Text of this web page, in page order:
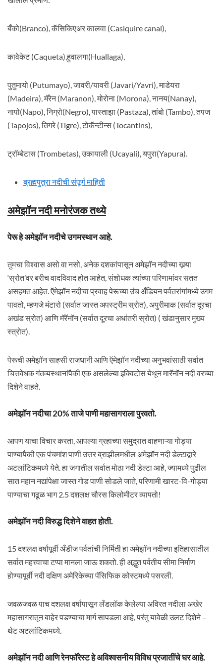
बँको(Branco), कॅसिकिएअर कालवा (Casiquire canal),
कावेकेट (Caqueta),हुवालगा(Huallaga),
पुतुमायो (Putumayo), जावरी/यावरी (Javari/Yavri), माडेयरा
(Madeira), मॅरेन (Maranon), मोरोना (Morona), नानय(Nanay),
नापो(Napo), निग्रो(Negro), पास्ताझा (Pastaza), तांबो (Tambo), तपज
(Tapojos), तिगरे (Tigre), टोकॅन्टीन्स (Tocantins),
ट्रॉम्बेटास (Trombetas), उकायाली (Ucayali), यपुरा(Yapura).
ब्रह्मपुत्रा नदीची संपूर्ण माहिती
अमेझॉन नदी मनोरंजक तथ्ये
पेरू हे अमेझॉन नदीचे उगमस्थान आहे.
तुमचा विश्वास असो वा नसो, अनेक दशकांपासून अमेझॉन नदीच्या खर्‍या
‘स्रोत’वर बरीच वादविवाद होत आहेत, संशोधक त्यांच्या परिणामांवर सतत
असहमत आहेत. ऍमेझॉन नदीचा प्रवाह पेरूच्या उंच अँडियन पर्वतरांगांमध्ये उगम
पावतो, म्हणजे मंटारो (सर्वात जास्त अपस्ट्रीम स्रोत), अपुरीमाक (सर्वात दूरचा
अखंड स्रोत) आणि मॅरॅनॉन (सर्वात दूरचा अधांतरी स्रोत) ( खंडानुसार मुख्य
स्त्रोत).
पेरूची अमेझॉन साहसी राजधानी आणि ऍमेझॉन नदीच्या अनुभवांसाठी सर्वात
चित्तवेधक गंतव्यस्थानांपैकी एक असलेल्या इक्विटोस येथून मारॅनॉन नदी वरच्या
दिशेने वाहते.
अमेझॉन नदीचा 20% ताजे पाणी महासागराला पुरवतो.
आपण याचा विचार करता, आपल्या ग्रहाच्या समुद्रात वाहणाऱ्या गोड्या
पाण्यापैकी एक पंचमांश पाणी उत्तर ब्राझीलमधील अमेझॉन नदी डेल्टाद्वारे
अटलांटिकमध्ये येते. हा जगातील सर्वात मोठा नदी डेल्टा आहे, ज्यामध्ये पुढील
सात महान नद्यांपेक्षा जास्त गोड पाणी सोडले जाते, परिणामी खारट-वि-गोड्या
पाण्याचा गढूळ भाग 2.5 दशलक्ष चौरस किलोमीटर व्यापतो!
अमेझॉन नदी विरुद्ध दिशेने वाहत होती.
15 दशलक्ष वर्षांपूर्वी अँडीज पर्वतांची निर्मिती हा अमेझॉन नदीच्या इतिहासातील
सर्वात महत्त्वाचा टप्पा मानला जाऊ शकतो. ही अद्भुत पर्वतीय सीमा निर्माण
होण्यापूर्वी नदी दक्षिण अमेरिकेच्या पॅसिफिक कोस्टमध्ये पसरली.
जवळजवळ पाच दशलक्ष वर्षांपासून लँडलॉक केलेल्या अविरत नदीला अखेर
महासागरातून बाहेर पडण्याचा मार्ग सापडला आहे, परंतु यावेळी उलट दिशेने –
थेट अटलांटिकमध्ये.
अमेझॉन नदी आणि रेनफॉरेस्ट हे अविश्वसनीय विविध प्रजातींचे घर आहे.